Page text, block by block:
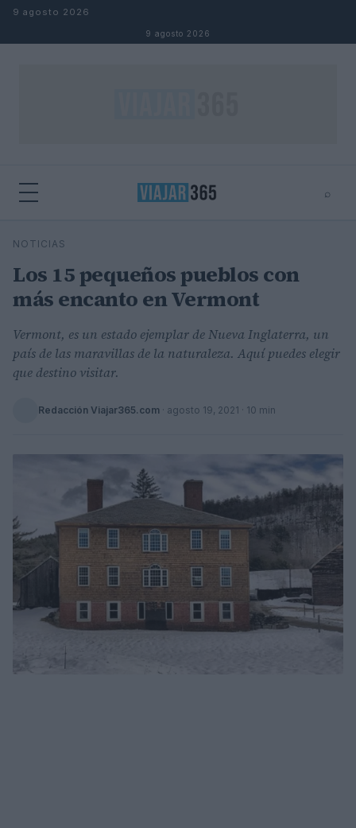
Saltar al contenido
9 agosto 2026
9 agosto 2026
⌕
Buscar
NOTICIAS
Los 15 pequeños pueblos con
más encanto en Vermont
Vermont, es un estado ejemplar de Nueva Inglaterra, un
país de las maravillas de la naturaleza. Aquí puedes elegir
que destino visitar.
Redacción Viajar365.com · agosto 19, 2021 · 10 min